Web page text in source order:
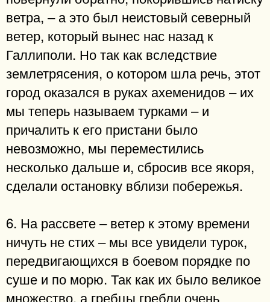
ветра, – а это был неистовый северный
ветер, который вынес нас назад к
Галлиполи. Но так как вследствие
землетрясения, о котором шла речь, этот
город оказался в руках ахеменидов – их
мы теперь называем турками – и
причалить к его пристани было
невозможно, мы перемести­лись
несколько дальше и, сбросив все якоря,
сделали остановку вблизи побережья.
6. На рассвете – ветер к этому времени
ничуть не стих – мы все увидели турок,
передвигающихся в боевом порядке по
суше и по морю. Так как их было великое
множество, а гребцы гребли очень